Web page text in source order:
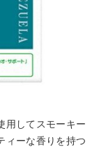
用してスモーキー
ィーな香りを持つ